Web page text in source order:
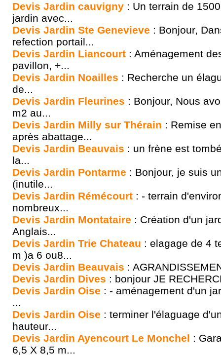
Devis Jardin cauvigny : Un terrain de
jardin avec...
Devis Jardin Ste Genevieve : Bonjour,
refection portail...
Devis Jardin Liancourt : Aménagement
pavillon, +...
Devis Jardin Noailles : Recherche un
de...
Devis Jardin Fleurines : Bonjour, Nous
m2 au...
Devis Jardin Milly sur Thérain : Remise
après abattage...
Devis Jardin Beauvais : un frène est
la...
Devis Jardin Pontarme : Bonjour, je suis
(inutile...
Devis Jardin Rémécourt : - terrain
nombreux...
Devis Jardin Montataire : Création d'un
Anglais...
Devis Jardin Trie Chateau : elagage de 4
m )a 6 ou8...
Devis Jardin Beauvais :
Devis Jardin Dives : bonjour JE
Devis Jardin Oise : - aménagement d'un
...
Devis Jardin Oise : terminer l'élaguage
hauteur...
Devis Jardin Ayencourt Le Monchel :
6,5 X 8,5 m...